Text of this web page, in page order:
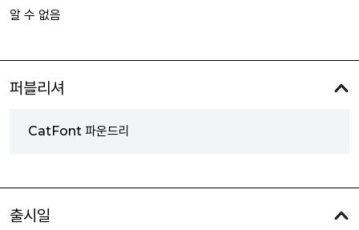
알 수 없음
퍼블리셔
CatFont 파운드리
출시일